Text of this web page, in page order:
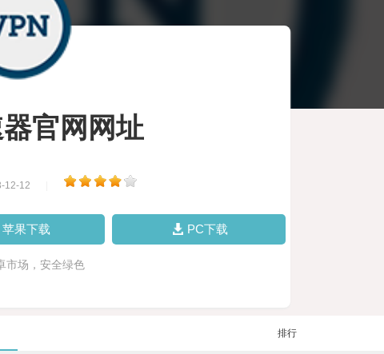
官网网址
12-12
苹果下载 PC下载
市场，安全绿色
排行